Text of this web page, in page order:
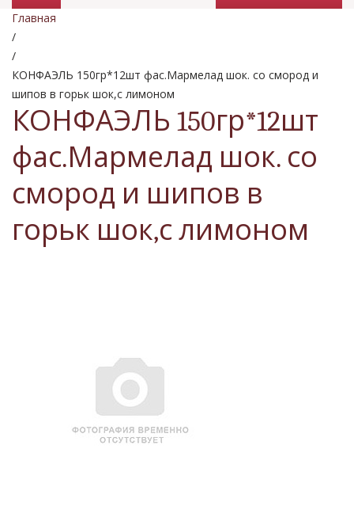
Промо товары
Главная
/
/
КОНФАЭЛЬ 150гр*12шт фас.Мармелад шок. со смород и
шипов в горьк шок,с лимоном
КОНФАЭЛЬ 150гр*12шт
фас.Мармелад шок. со
смород и шипов в
горьк шок,с лимоном